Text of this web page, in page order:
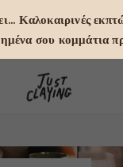
Καλοκαιρινές
σου κομμάτια